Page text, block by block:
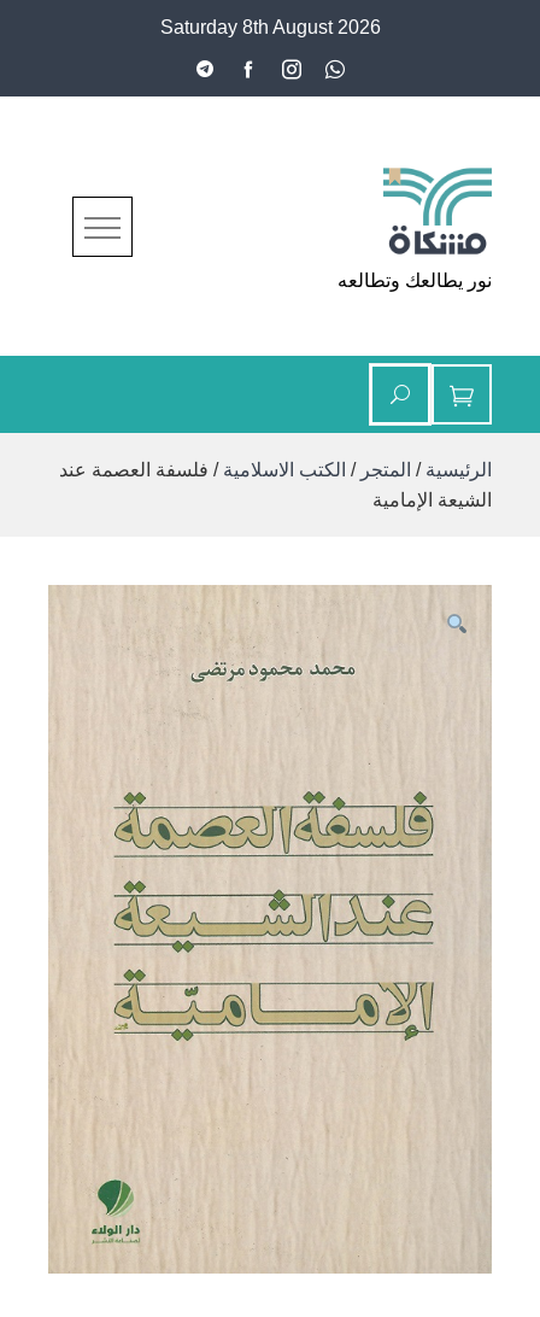
Saturday 8th August 2026
مشكاة
نور يطالعك وتطالعه
الرئيسية / المتجر / الكتب الاسلامية / فلسفة العصمة عند
الشيعة الإمامية